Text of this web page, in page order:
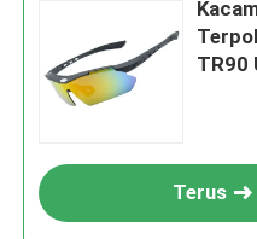
TR90
Terus